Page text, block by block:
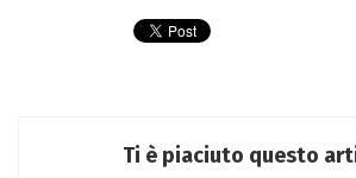
Ti è piaciuto questo